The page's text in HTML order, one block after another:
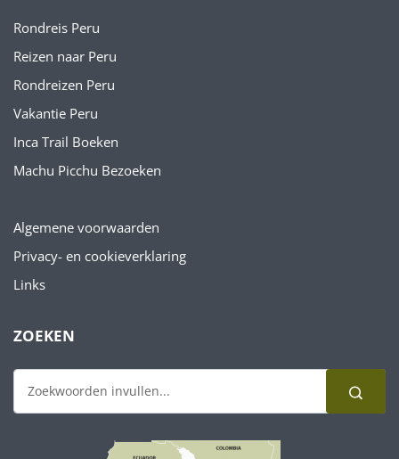
Rondreis Peru
Reizen naar Peru
Rondreizen Peru
Vakantie Peru
Inca Trail Boeken
Machu Picchu Bezoeken
Algemene voorwaarden
Privacy- en cookieverklaring
Links
ZOEKEN